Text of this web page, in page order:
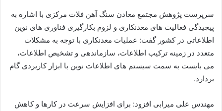
سرپرست پژوهش مجتمع معادن سنگ آهن فلات مرکزی با اشاره به
پیچیدگی فعالیت های معدنکاری و لزوم بکارگیری فناوری های نوین
اطلاعاتی در کشور گفت: عملیات معدنکاری با توجه به مشکلات
متعدد در زمینه ترکیب اطلاعات، سازماندهی و تشخیص اطلاعات،
می بایست به سمت سیستم های اطلاعات نوین با ابزار کاربردی گام
بردارد.
مهندس علی میرابی افزود: برای افزایش سرعت در کارها و کاهش